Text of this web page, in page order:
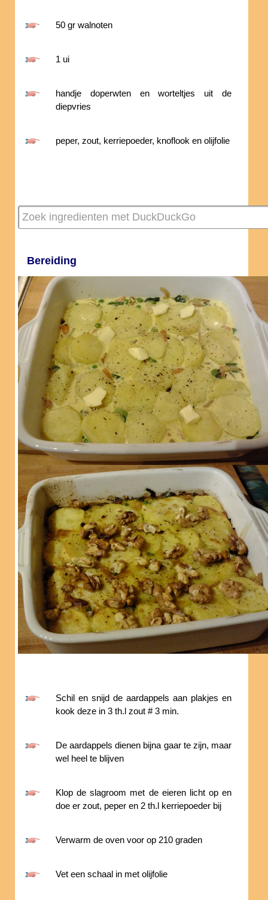
50 gr walnoten
1 ui
handje doperwten en worteltjes uit de
diepvries
peper, zout, kerriepoeder, knoflook en olijfolie
Bereiding
Schil en snijd de aardappels aan plakjes en
kook deze in 3 th.l zout # 3 min.
De aardappels dienen bijna gaar te zijn, maar
wel heel te blijven
Klop de slagroom met de eieren licht op en
doe er zout, peper en 2 th.l kerriepoeder bij
Verwarm de oven voor op 210 graden
Vet een schaal in met olijfolie